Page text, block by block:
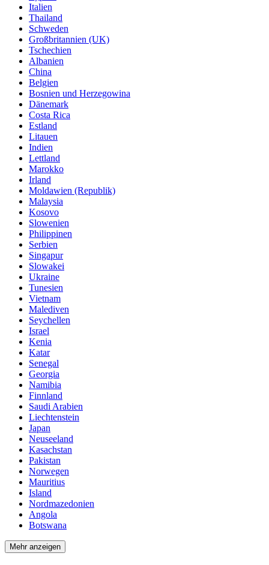
Italien
Thailand
Schweden
Großbritannien (UK)
Tschechien
Albanien
China
Belgien
Bosnien und Herzegowina
Dänemark
Costa Rica
Estland
Litauen
Indien
Lettland
Marokko
Irland
Moldawien (Republik)
Malaysia
Kosovo
Slowenien
Philippinen
Serbien
Singapur
Slowakei
Ukraine
Tunesien
Vietnam
Malediven
Seychellen
Israel
Kenia
Katar
Senegal
Georgia
Namibia
Finnland
Saudi Arabien
Liechtenstein
Japan
Neuseeland
Kasachstan
Pakistan
Norwegen
Mauritius
Island
Nordmazedonien
Angola
Botswana
Mehr anzeigen